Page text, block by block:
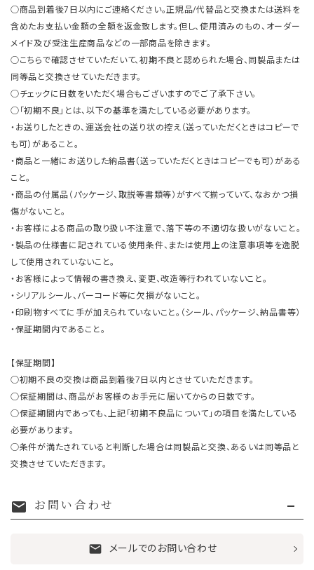
○商品到着後7日以内にご連絡ください。正規品/代替品と交換または送料を
含めたお支払い金額の全額を返金致します。但し、使用済みのもの、オーダー
メイド及び受注生産商品などの一部商品を除きます。
○こちらで確認させていただいて、初期不良と認められた場合、同製品または
同等品と交換させていただきます。
○チェックに日数をいただく場合もございますのでご了承下さい。
○「初期不良」とは、以下の基準を満たしている必要があります。
・お送りしたときの、運送会社の送り状の控え（送っていただくときはコピーで
も可）があること。
・商品と一緒にお送りした納品書（送っていただくときはコピーでも可）がある
こと。
・商品の付属品（パッケージ、取説等書類等）がすべて揃っていて、なおかつ損
傷がないこと。
・お客様による商品の取り扱い不注意で、落下等の不適切な扱いがないこと。
・製品の仕様書に記されている使用条件、または使用上の注意事項等を逸脱
して使用されていないこと。
・お客様によって情報の書き換え、変更、改造等行われていないこと。
・シリアルシール、バーコード等に欠損がないこと。
・印刷物すべてに手が加えられていないこと。（シール、パッケージ、納品書等）
・保証期間内であること。
【保証期間】
○初期不良の交換は商品到着後7日以内とさせていただきます。
○保証期間は、商品がお客様のお手元に届いてからの日数です。
○保証期間内であっても、上記「初期不良品について」の項目を満たしている
必要があります。
○条件が満たされていると判断した場合は同製品と交換、あるいは同等品と
交換させていただきます。
mail お問い合わせ
mail メールでのお問い合わせ